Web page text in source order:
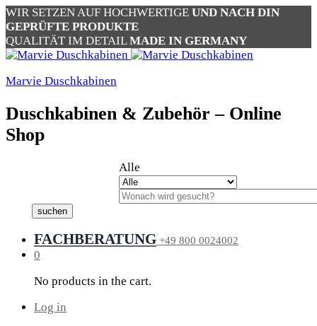
WIR SETZEN AUF HOCHWERTIGE UND NACH DIN
GEPRÜFTE PRODUKTE
QUALITÄT IM DETAILMADE IN GERMANY
Marvie Duschkabinen
Duschkabinen & Zubehör – Online
Shop
Alle
suchen
FACHBERATUNG +49 800 0024002
0
No products in the cart.
Log in